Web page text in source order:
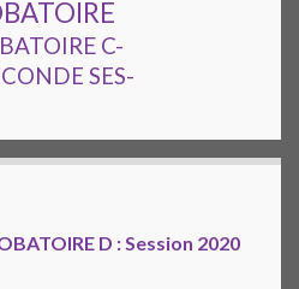
C-
SES-
D : Session 2020